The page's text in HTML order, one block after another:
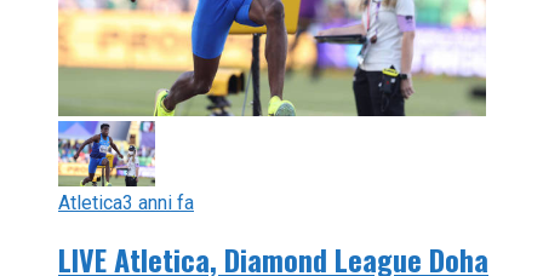
Atletica3 anni fa
LIVE Atletica, Diamond League Doha